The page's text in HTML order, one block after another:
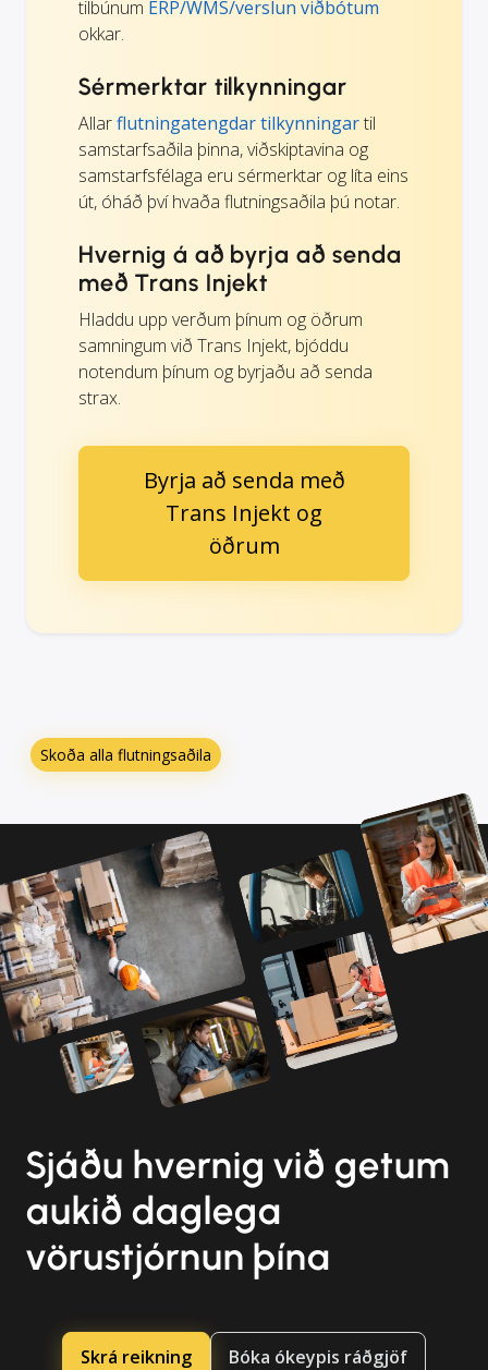
tilbúnum ERP/WMS/verslun viðbótum
okkar.
Sérmerktar tilkynningar
Allarflutningatengdar tilkynningartil
samstarfsaðila þinna, viðskiptavina og
samstarfsfélaga eru sérmerktar og líta eins
út, óháð því hvaða flutningsaðila þú notar.
Hvernig á að byrja að senda
með Trans Injekt
Hladdu upp verðum þínum og öðrum
samningum við Trans Injekt, bjóddu
notendum þínum og byrjaðu að senda
strax.
Byrja að senda með
Trans Injekt og
öðrum
Skoða alla flutningsaðila
Sjáðu hvernig við getum
aukið daglega
vörustjórnun þína
Skrá reikning Bóka ókeypis ráðgjöf